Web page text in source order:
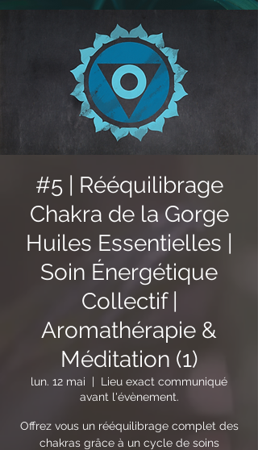
#5 | Rééquilibrage
Chakra de la Gorge
Huiles Essentielles |
Soin Énergétique
Collectif |
Aromathérapie &
Méditation (1)
lun. 12 mai
  |
Lieu exact communiqué
avant l'évènement.
Offrez vous un rééquilibrage complet des
chakras grâce à un cycle de soins